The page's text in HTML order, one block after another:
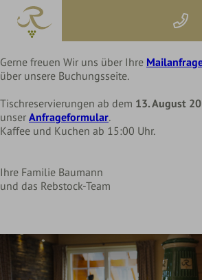
Liebe Rebstock Gäste,
wir machen eine kleine Pause im Hotel
bis Mittwoch, 12. August 2026
Gerne freuen Wir uns über Ihre
über unsere Buchungsseite.
Tischreservierungen ab dem 13. August
unser Anfrageformular.
Kaffee und Kuchen ab 15:00 Uhr.
Ihre Familie Baumann
und das Rebstock-Team
Der
Rebstock
&
Preise
buchen
Rebstock-
Wohlfühlleistungen